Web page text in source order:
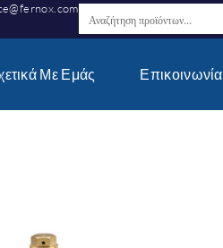
Με Εμάς Επικοινωνία